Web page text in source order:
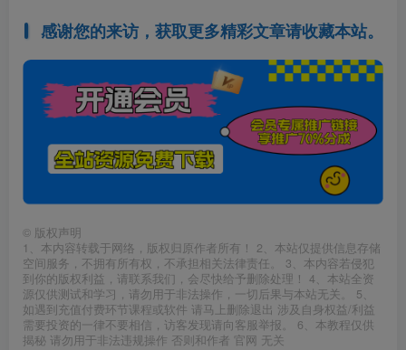
感谢您的来访，获取更多精彩文章请收藏本站。
© 版权声明
1、本内容转载于网络，版权归原作者所有！ 2、本站仅提供信息存储
空间服务，不拥有所有权，不承担相关法律责任。 3、本内容若侵犯
到你的版权利益，请联系我们，会尽快给予删除处理！ 4、本站全资
源仅供测试和学习，请勿用于非法操作，一切后果与本站无关。 5、
如遇到充值付费环节课程或软件 请马上删除退出 涉及自身权益/利益
需要投资的一律不要相信，访客发现请向客服举报。 6、本教程仅供
揭秘 请勿用于非法违规操作 否则和作者 官网 无关